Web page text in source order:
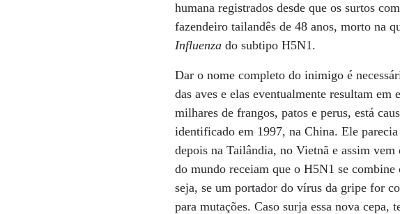
humana registrados desde que os surtos
fazendeiro tailandês de 48 anos, morto na
Influenza do subtipo H5N1.
Dar o nome completo do inimigo é
das aves e elas eventualmente resultam
milhares de frangos, patos e perus, está
identificado em 1997, na China. Ele
depois na Tailândia, no Vietnã e assim
do mundo receiam que o H5N1 se
seja, se um portador do vírus da gripe for
para mutações. Caso surja essa nova cepa,